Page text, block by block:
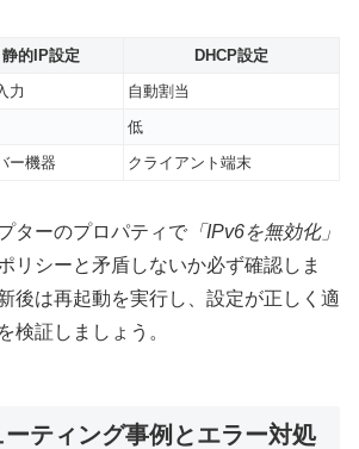
静的IP設定
DHCP設定
力
自動割当
低
ー機器 クライアント端末
ターのプロパティで 「IPv6を無効化」
リシーと矛盾しないか必ず確認しま
後は再起動を実行し、設定が正しく適
検証しましょう。
ーティング事例とエラー対処